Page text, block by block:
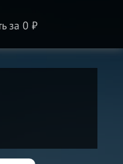
за 0 ₽